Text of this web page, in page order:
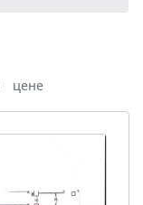
цене